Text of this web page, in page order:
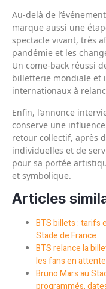
Au-delà de
marque aussi une
spectacle vivant, très
pandémie et les
Un come‑back réussi
billetterie mondiale et
internationaux à
Enfin, l’annonce
conserve une
retour collectif, après
individuelles et de
pour sa portée
et symbolique.
Articles
BTS billets : tarifs
Stade de France
BTS relance la
les fans en attente
Bruno Mars au
programmés,